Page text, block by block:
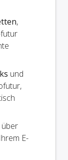
,
und
über
E-